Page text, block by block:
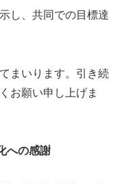
し、共同での目標達
まいります。引き続
お願い申し上げま
への感謝